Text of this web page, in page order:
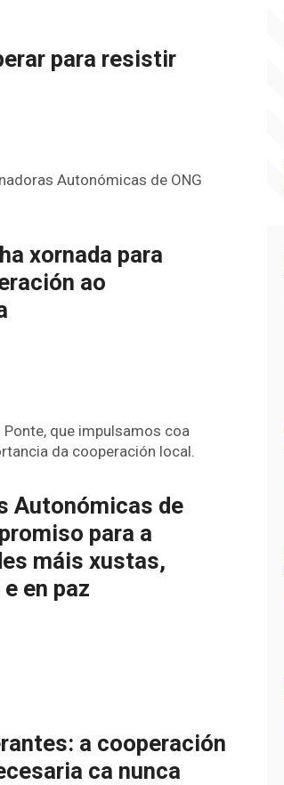
para resistir
Autonómicas de ONG
xornada para
ao
que impulsamos coa
da cooperación local.
Autonómicas de
para a
máis xustas,
en paz
a cooperación
ca nunca